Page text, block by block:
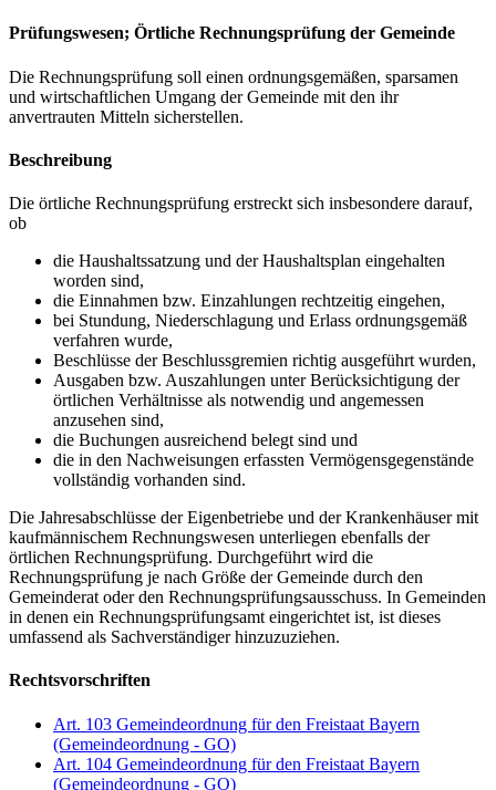
Prüfungswesen; Örtliche Rechnungsprüfung der Gemeinde
Die Rechnungsprüfung soll einen ordnungsgemäßen, sparsamen
und wirtschaftlichen Umgang der Gemeinde mit den ihr
anvertrauten Mitteln sicherstellen.
Beschreibung
Die örtliche Rechnungsprüfung erstreckt sich insbesondere darauf,
ob
die Haushaltssatzung und der Haushaltsplan eingehalten
worden sind,
die Einnahmen bzw. Einzahlungen rechtzeitig eingehen,
bei Stundung, Niederschlagung und Erlass ordnungsgemäß
verfahren wurde,
Beschlüsse der Beschlussgremien richtig ausgeführt wurden,
Ausgaben bzw. Auszahlungen unter Berücksichtigung der
örtlichen Verhältnisse als notwendig und angemessen
anzusehen sind,
die Buchungen ausreichend belegt sind und
die in den Nachweisungen erfassten Vermögensgegenstände
vollständig vorhanden sind.
Die Jahresabschlüsse der Eigenbetriebe und der Krankenhäuser mit
kaufmännischem Rechnungswesen unterliegen ebenfalls der
örtlichen Rechnungsprüfung. Durchgeführt wird die
Rechnungsprüfung je nach Größe der Gemeinde durch den
Gemeinderat oder den Rechnungsprüfungsausschuss. In Gemeinden
in denen ein Rechnungsprüfungsamt eingerichtet ist, ist dieses
umfassend als Sachverständiger hinzuzuziehen.
Rechtsvorschriften
Art. 103 Gemeindeordnung für den Freistaat Bayern
(Gemeindeordnung - GO)
Art. 104 Gemeindeordnung für den Freistaat Bayern
(Gemeindeordnung - GO)